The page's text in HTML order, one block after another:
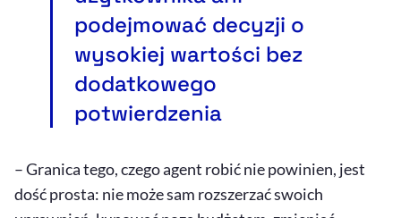
podejmować decyzji o
wysokiej wartości bez
dodatkowego
potwierdzenia
– Granica tego, czego agent robić nie powinien, jest
dość prosta: nie może sam rozszerzać swoich